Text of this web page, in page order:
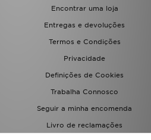
Encontrar uma loja
Entregas e devoluções
Termos e Condições
Privacidade
Definições de Cookies
Trabalha Connosco
Seguir a minha encomenda
Livro de reclamações